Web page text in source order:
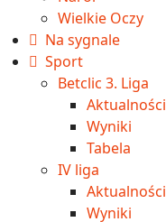
Wielkie Oczy
Na sygnale
Sport
Betclic 3. Liga
Aktualności
Wyniki
Tabela
IV liga
Aktualności
Wyniki